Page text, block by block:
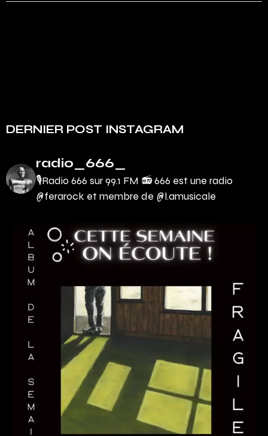
DERNIER POST INSTAGRAM
radio_666_
🎙Radio 666 sur 99.1 FM 📻666 est une radio
@ferarock et membre de @l.amusicale